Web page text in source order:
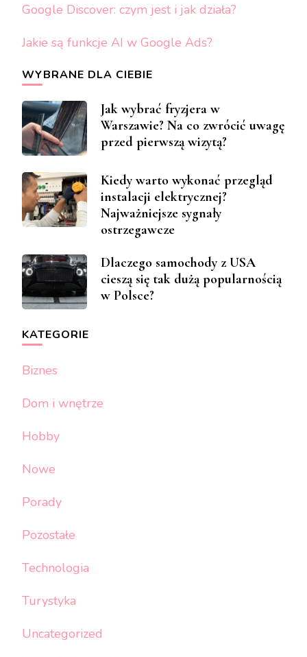
Google Discover: czym jest i jak działa?
Jakie są funkcje AI w Google Ads?
WYBRANE DLA CIEBIE
Jak wybrać fryzjera w
Warszawie? Na co zwrócić uwagę
przed pierwszą wizytą?
Kiedy warto wykonać przegląd
instalacji elektrycznej?
Najważniejsze sygnały
ostrzegawcze
Dlaczego samochody z USA
cieszą się tak dużą popularnością
w Polsce?
KATEGORIE
Biznes
Dom i wnętrze
Hobby
Nowe
Porady
Pozostałe
Technologia
Turystyka
Uncategorized